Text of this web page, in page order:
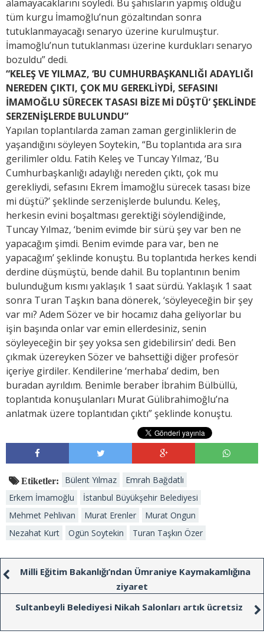
alamayacaklarını söyledi. Bu şahısların yapmış olduğu
tüm kurgu İmamoğlu’nun gözaltından sonra
tutuklanmayacağı senaryo üzerine kurulmuştur.
İmamoğlu’nun tutuklanması üzerine kurdukları senaryo
bozuldu” dedi.
“KELEŞ VE YILMAZ, ‘BU CUMHURBAŞKANLIĞI ADAYLIĞI
NEREDEN ÇIKTI, ÇOK MU GEREKLİYDİ, SEFASINI
İMAMOĞLU SÜRECEK TASASI BİZE Mİ DÜŞTÜ’ ŞEKLİNDE
SERZENİŞLERDE BULUNDU”
Yapılan toplantılarda zaman zaman gerginliklerin de
yaşandığını söyleyen Soytekin, “Bu toplantıda ara sıra
gerilimler oldu. Fatih Keleş ve Tuncay Yılmaz, ‘Bu
Cumhurbaşkanlığı adaylığı nereden çıktı, çok mu
gerekliydi, sefasını Ekrem İmamoğlu sürecek tasası bize
mi düştü?’ şeklinde serzenişlerde bulundu. Keleş,
herkesin evini boşaltması gerektiği söylendiğinde,
Tuncay Yılmaz, ‘benim evimde bir sürü şey var ben ne
yapacağım şimdi. Benim evimde para var, ben ne
yapacağım’ şeklinde konuştu. Bu toplantıda herkes kendi
derdine düşmüştü, bende dahil. Bu toplantının benim
bulunduğum kısmı yaklaşık 1 saat sürdü. Yaklaşık 1 saat
sonra Turan Taşkın bana dönerek, ‘söyleyeceğin bir şey
var mı? Adem Sözer ve bir hocamız daha geliyorlar bu
işin başında onlar var emin ellerdesiniz, senin
söyleyeceğin bir şey yoksa sen gidebilirsin’ dedi. Ben
çıkmak üzereyken Sözer ve bahsettiği diğer profesör
içeriye girdiler. Kendilerine ‘merhaba’ dedim, ben
buradan ayrıldım. Benimle beraber İbrahim Bülbüllü,
toplantıda konuşulanları Murat Gülibrahimoğlu’na
anlatmak üzere toplantıdan çıktı” şeklinde konuştu.
Etiketler: Bülent Yılmaz
Emrah Bağdatlı
Erkem İmamoğlu
İstanbul Büyükşehir Belediyesi
Mehmet Pehlivan
Murat Erenler
Murat Ongun
Nezahat Kurt
Ogün Soytekin Turan Taşkın Özer
Milli Eğitim Bakanlığı’ndan Ümraniye Kaymakamlığına
ziyaret
Sultanbeyli Belediyesi Nikah Salonları artık ücretsiz